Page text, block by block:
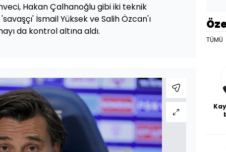
Hakan Çalhanoğlu gibi iki teknik
İsmail Yüksek ve Salih Özcan'ı
da kontrol altına aldı.
TÜMÜ